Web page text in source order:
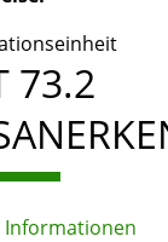
73.2
Informationen